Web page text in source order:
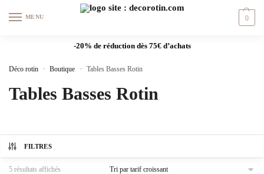
MENU 0
-20% de réduction dès 75€ d’achats
Déco rotin » Boutique » Tables Basses Rotin
Tables Basses Rotin
FILTRES
5 résultats affichés